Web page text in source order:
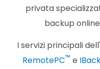
privata
backup
I servizi principali
RemotePC™ e